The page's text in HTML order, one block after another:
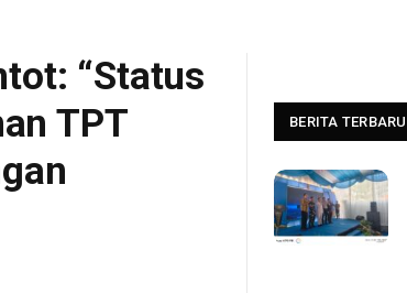
“Status
TPT
BERITA TERBARU